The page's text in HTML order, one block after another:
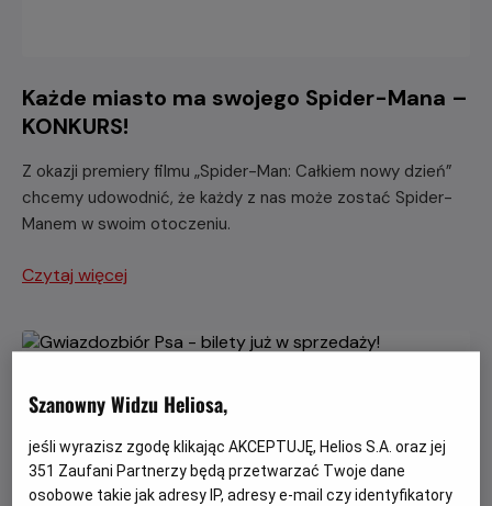
Każde miasto ma swojego Spider-Mana –
KONKURS!
Z okazji premiery filmu „Spider-Man: Całkiem nowy dzień”
chcemy udowodnić, że każdy z nas może zostać Spider-
Manem w swoim otoczeniu.
Czytaj więcej
Szanowny Widzu Heliosa,
jeśli wyrazisz zgodę klikając AKCEPTUJĘ, Helios S.A. oraz jej
351 Zaufani Partnerzy będą przetwarzać Twoje dane
osobowe takie jak adresy IP, adresy e-mail czy identyfikatory